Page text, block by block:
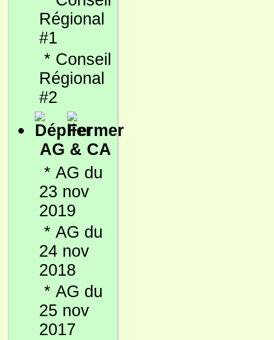
Régional
#1
* Conseil
Régional
#2
AG & CA
* AG du
23 nov
2019
* AG du
24 nov
2018
* AG du
25 nov
2017